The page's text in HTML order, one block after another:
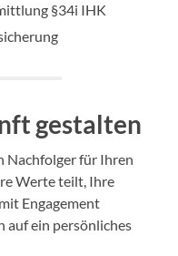
§34i IHK
gestalten
Nachfolger für Ihren
Werte teilt, Ihre
Engagement
auf ein persönliches